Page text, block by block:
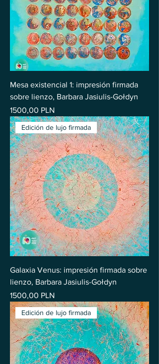
Mesa existencial 1: impresión firmada
sobre lienzo, Barbara Jasiulis-Gołdyn
Precio
1500,00 PLN
Edición de lujo firmada
Galaxia Venus: impresión firmada sobre
lienzo, Barbara Jasiulis-Gołdyn
Precio
1500,00 PLN
Edición de lujo firmada